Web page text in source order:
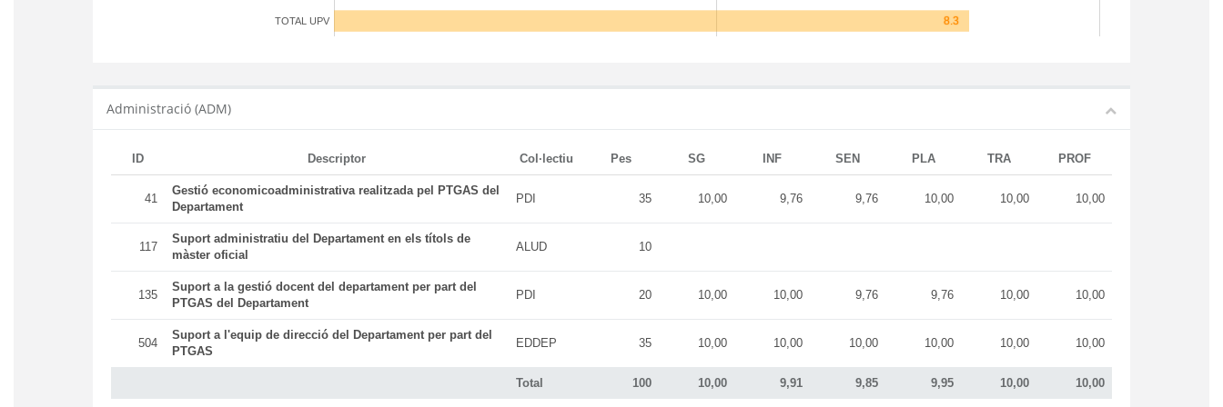
TOTAL UPV
Administració (ADM)
ID Descriptor Col·lectiu Pes SG INF SEN PLA TRA PROF
Total 100 10,00 9,91 9,85 9,95 10,00 10,00
41
Gestió economicoadministrativa realitzada pel PTGAS del
Departament
PDI 35 10,00 9,76 9,76 10,00 10,00 10,00
117
Suport administratiu del Departament en els títols de
màster oficial
ALUD 10
135
Suport a la gestió docent del departament per part del
PTGAS del Departament
PDI 20 10,00 10,00 9,76 9,76 10,00 10,00
504
Suport a l'equip de direcció del Departament per part del
PTGAS
EDDEP 35 10,00 10,00 10,00 10,00 10,00 10,00